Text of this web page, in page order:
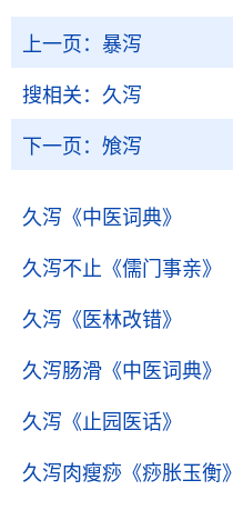
上一页： 暴泻
搜相关： 久泻
下一页： 飧泻
久泻 《中医词典》
久泻不止 《儒门事亲》
久泻 《医林改错》
久泻肠滑 《中医词典》
久泻 《止园医话》
久泻肉瘦痧 《痧胀玉衡》